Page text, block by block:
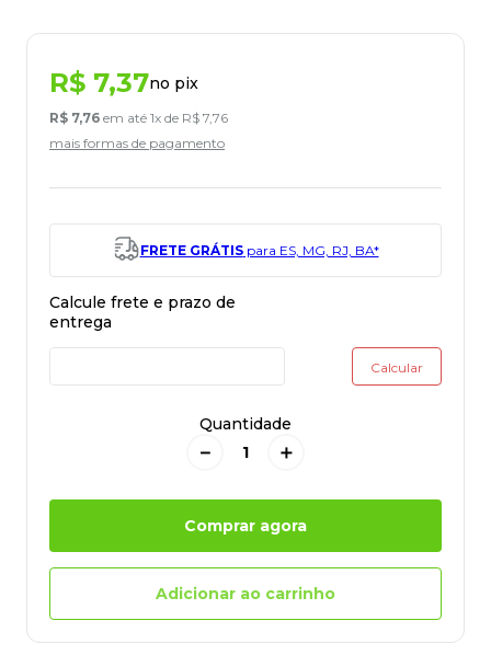
R$ 7,37no pix
R$ 7,76 em até 1x de R$ 7,76
mais formas de pagamento
FRETE GRÁTISpara ES, MG, RJ, BA*
Quantidade
＋
－
Comprar agora
Adicionar ao carrinho